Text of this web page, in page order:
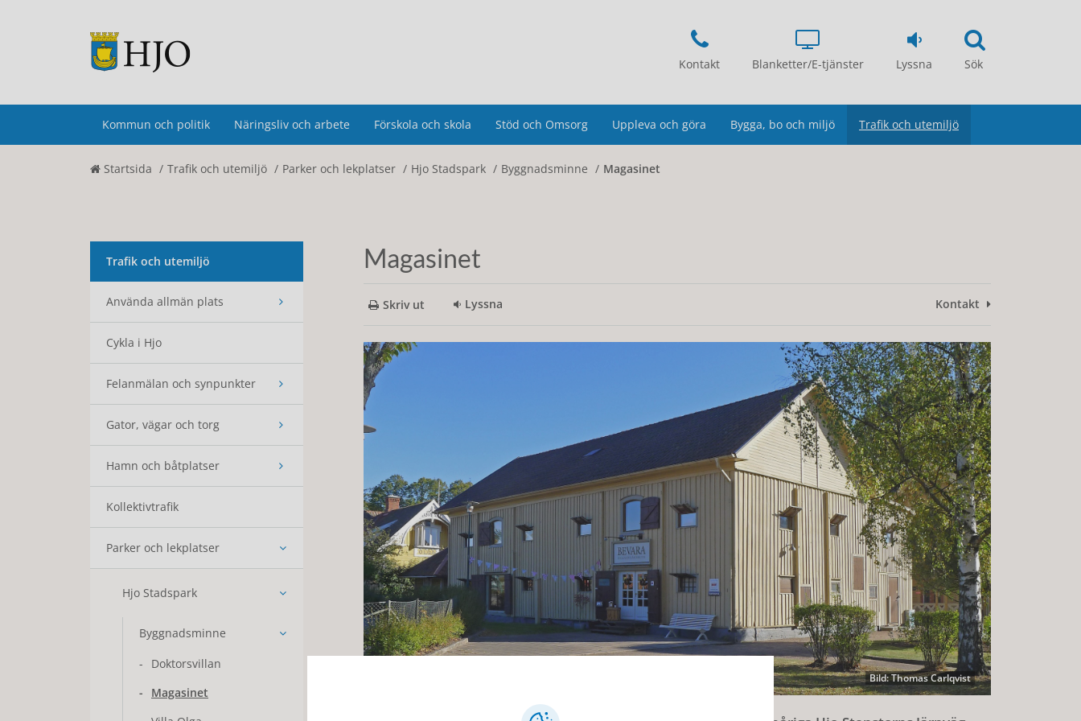
Kontakt Blanketter/E-tjänster Lyssna Sök
Kommun och politik Näringsliv och arbete Förskola och skola Stöd och Omsorg Uppleva och göra Bygga, bo och miljö Trafik och utemiljö
Startsida Trafik och utemiljö Parker och lekplatser Hjo Stadspark Byggnadsminne Magasinet
Trafik och utemiljö
Använda allmän plats
Cykla i Hjo
Felanmälan och synpunkter
Gator, vägar och torg
Hamn och båtplatser
Kollektivtrafik
Parker och lekplatser
Hjo Stadspark
Byggnadsminne
Doktorsvillan
Magasinet
Magasinet
Skriv ut Lyssna Kontakt
Bild: Thomas Carlqvist